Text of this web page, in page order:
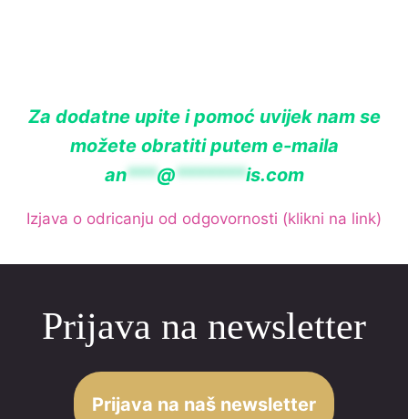
Za dodatne upite i pomoć uvijek nam se
možete obratiti putem e-maila
an***@*******is.com
Izjava o odricanju od odgovornosti (klikni na link)
Prijava na newsletter
Prijava na naš newsletter